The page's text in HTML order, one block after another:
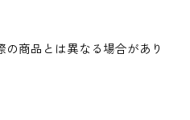
商品とは異なる場合があり